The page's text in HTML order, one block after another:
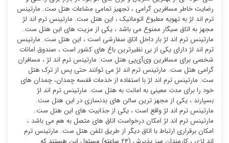
رضایت خاطر مسافرین گرامی ، تجهیز تمامی مشاعات هتل ست. مارتینس
ترم اند لژ به تهویه مطبوع اتوماتیک ، این هتل ست. مارتینس ترم اند لژ
مجهز به اتاق سیگار ممنوع می باشد ، یکی از مزیت های این هتل ست.
مارتینس ترم اند لژ بار داخل اتاق سفارشی است ، این هتل ست. مارتینس
ترم اند لژ دارای یکی از بی نظیرترین باغ های کشور است ، صندوق امانات
شخصی برای مسافرین وی‌آی‌پی هتل ست. مارتینس ترم اند لژ ، مسافران
گرامی هتل ست. مارتینس ترم اند لژ می توانند حتی پس از ترک هتل
ست. مارتینس ترم اند لژ با استفاده از خدمات قفسه چمدان، چمدان های
خود را برای مدت معینی به امانت به هتل ست. مارتینس ترم اند لژ
بسپارند ، یکی از مجهز ترین سالن های بدنسازی در این هتل ست.
مارتینس ترم اند لژ واقع است ، یکی از جذابیت های این هتل ست.
مارتینس ترم اند لژ امکان درخواست اتاق های متصل به هم می باشد ،
امکان برقراری ارتباط با اتاق دیگر از طریق تلفن هتل ست. مارتینس ترم